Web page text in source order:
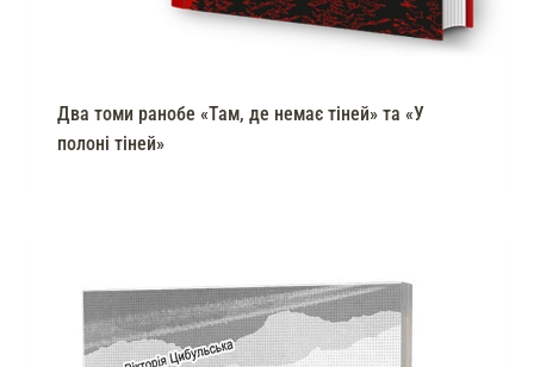
Два томи ранобе «Там, де немає тіней» та «У
полоні тіней»